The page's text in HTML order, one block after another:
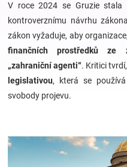
kojenecká
výbava
Hračky
zábava
V roce 2024 se Gruzie stala
kontroverznímu návrhu
zákon vyžaduje, aby
finančních prostředků ze
„zahraniční agenti“. Kritici
legislativou, která se
svobody projevu.